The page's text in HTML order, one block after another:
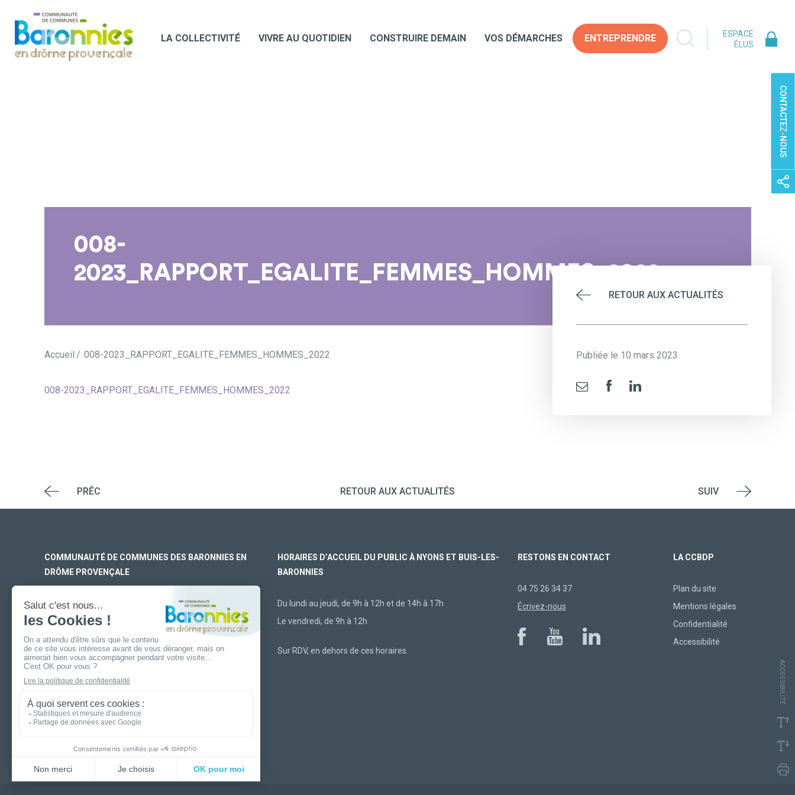
LA COLLECTIVITÉ VIVRE AU QUOTIDIEN CONSTRUIRE DEMAIN VOS DÉMARCHES ENTREPRENDRE
ESPACE
ÉLUS
CONTACTEZ-NOUS
008-
2023_RAPPORT_EGALITE_FEMMES_HOMMES_2022
Accueil 008-2023_RAPPORT_EGALITE_FEMMES_HOMMES_2022
RETOUR AUX ACTUALITÉS
Publiée le 10 mars 2023
008-2023_RAPPORT_EGALITE_FEMMES_HOMMES_2022
PRÉC RETOUR AUX ACTUALITÉS SUIV
COMMUNAUTÉ DE COMMUNES DES BARONNIES EN
DRÔME PROVENÇALE
SIÈGE SOCIAL
170 rue Ferdinand Fert
Les Laurons – CS 30005
26110 Nyons
ANTENNE DE BUIS-LES-BARONNIES
19 boulevard Aristide Briand
26170 Buis-Les-Baronnies
HORAIRES D’ACCUEIL DU PUBLIC À NYONS ET BUIS-LES-
BARONNIES
Du lundi au jeudi, de 9h à 12h et de 14h à 17h
Le vendredi, de 9h à 12h
Sur RDV, en dehors de ces horaires.
RESTONS EN CONTACT
04 75 26 34 37
Écrivez-nous
LA CCBDP
Plan du site
Mentions légales
Confidentialité
Accessibilité
ACCESSIBILITÉ